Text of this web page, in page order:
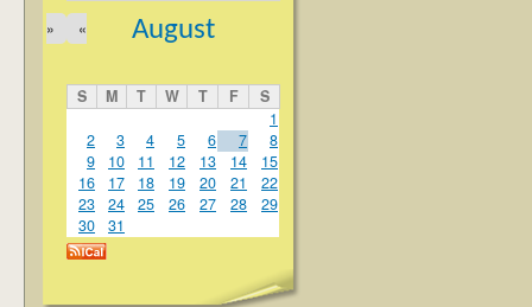
August
«
»
S M T W T F
S
1
2
3 4 5 6 7
8
9
10 11 12 13 14
15
16
17 18 19 20 21
22
23
24 25 26 27 28
29
30
31